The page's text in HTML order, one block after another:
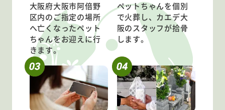
大阪府大阪市阿倍野
区内のご指定の場所
へ亡くなったペット
ちゃんをお迎えに行
きます。
ペットちゃんを個別
で火葬し、カエデ大
阪のスタッフが拾骨
します。